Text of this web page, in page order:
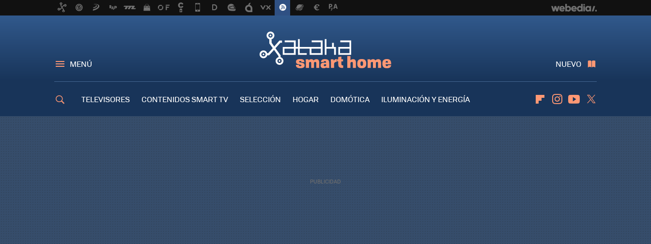
MENÚ NUEVO
TELEVISORES CONTENIDOS SMART TV SELECCIÓN HOGAR DOMÓTICA
ILUMINACIÓN Y ENERGÍA
FlipboardInstagramYoutube